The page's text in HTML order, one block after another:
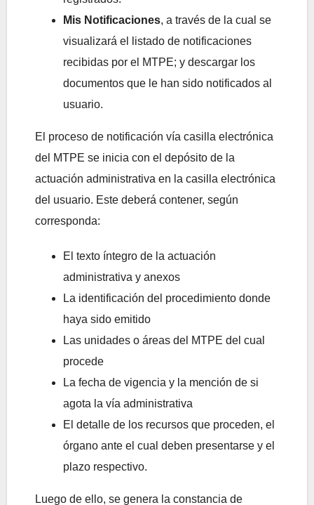
Mis Notificaciones, a través de la cual se
visualizará el listado de notificaciones
recibidas por el MTPE; y descargar los
documentos que le han sido notificados al
usuario.
El proceso de notificación vía casilla electrónica
del MTPE se inicia con el depósito de la
actuación administrativa en la casilla electrónica
del usuario. Este deberá contener, según
corresponda:
El texto íntegro de la actuación
administrativa y anexos
La identificación del procedimiento donde
haya sido emitido
Las unidades o áreas del MTPE del cual
procede
La fecha de vigencia y la mención de si
agota la vía administrativa
El detalle de los recursos que proceden, el
órgano ante el cual deben presentarse y el
plazo respectivo.
Luego de ello, se genera la constancia de